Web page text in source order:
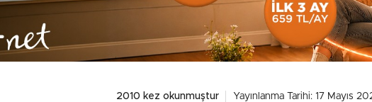
2010 kez okunmuştur Yayınlanma Tarihi: 17 Mayıs